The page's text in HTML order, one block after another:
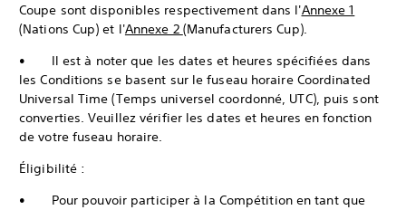
Coupe sont disponibles respectivement dans l'Annexe 1
(Nations Cup) et l'Annexe 2 (Manufacturers Cup).
• Il est à noter que les dates et heures spécifiées dans
les Conditions se basent sur le fuseau horaire Coordinated
Universal Time (Temps universel coordonné, UTC), puis sont
converties. Veuillez vérifier les dates et heures en fonction
de votre fuseau horaire.
Éligibilité :
• Pour pouvoir participer à la Compétition en tant que